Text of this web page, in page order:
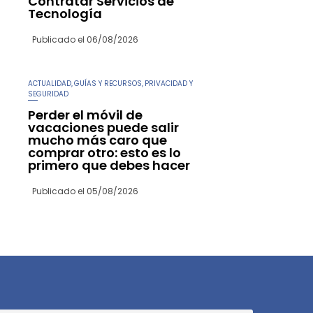
Tecnología
Publicado el 06/08/2026
ACTUALIDAD GUÍAS Y RECURSOS PRIVACIDAD Y
SEGURIDAD
Perder el móvil de
vacaciones puede salir
mucho más caro que
comprar otro: esto es lo
primero que debes hacer
Publicado el 05/08/2026